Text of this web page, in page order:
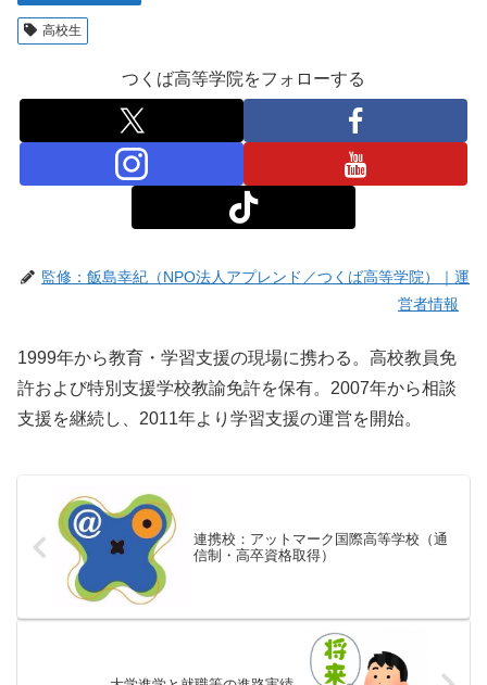
高校生
つくば高等学院をフォローする
監修：飯島幸紀（NPO法人アプレンド／つくば高等学院）｜運
営者情報
1999年から教育・学習支援の現場に携わる。高校教員免
許および特別支援学校教諭免許を保有。2007年から相談
支援を継続し、2011年より学習支援の運営を開始。
連携校：アットマーク国際高等学校（通
信制・高卒資格取得）